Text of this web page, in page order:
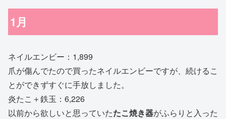
1月
ネイルエンビー：1,899
爪が傷んでたので買ったネイルエンビーですが、続けるこ
とができずすぐに手放しました。
炎たこ＋鉄玉：6,226
以前から欲しいと思っていたたこ焼き器がふらりと入った